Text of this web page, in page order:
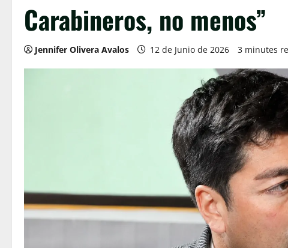
Carabineros, no menos”
Jennifer Olivera Avalos 12 de Junio de 2026 3 minutes